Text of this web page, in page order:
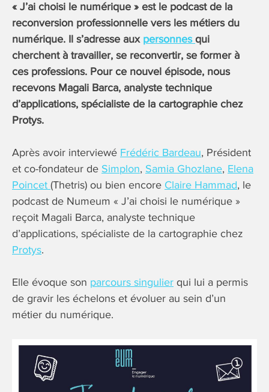
« J’ai choisi le numérique » est le podcast de la
reconversion professionnelle vers les métiers du
numérique. Il s’adresse aux personnes qui
cherchent à travailler, se reconvertir, se former à
ces professions. Pour ce nouvel épisode, nous
recevons Magali Barca, analyste technique
d’applications, spécialiste de la cartographie chez
Protys.
Après avoir interviewé Frédéric Bardeau, Président
et co-fondateur de Simplon, Samia Ghozlane, Elena
Poincet (Thetris) ou bien encore Claire Hammad, le
podcast de Numeum « J’ai choisi le numérique »
reçoit Magali Barca, analyste technique
d’applications, spécialiste de la cartographie chez
Protys.
Elle évoque son parcours singulier qui lui a permis
de gravir les échelons et évoluer au sein d’un
métier du numérique.